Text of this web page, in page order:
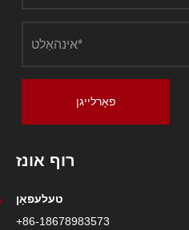
פאָרלייגן
רוף אונז
טעלעפאָן
+86-18678983573